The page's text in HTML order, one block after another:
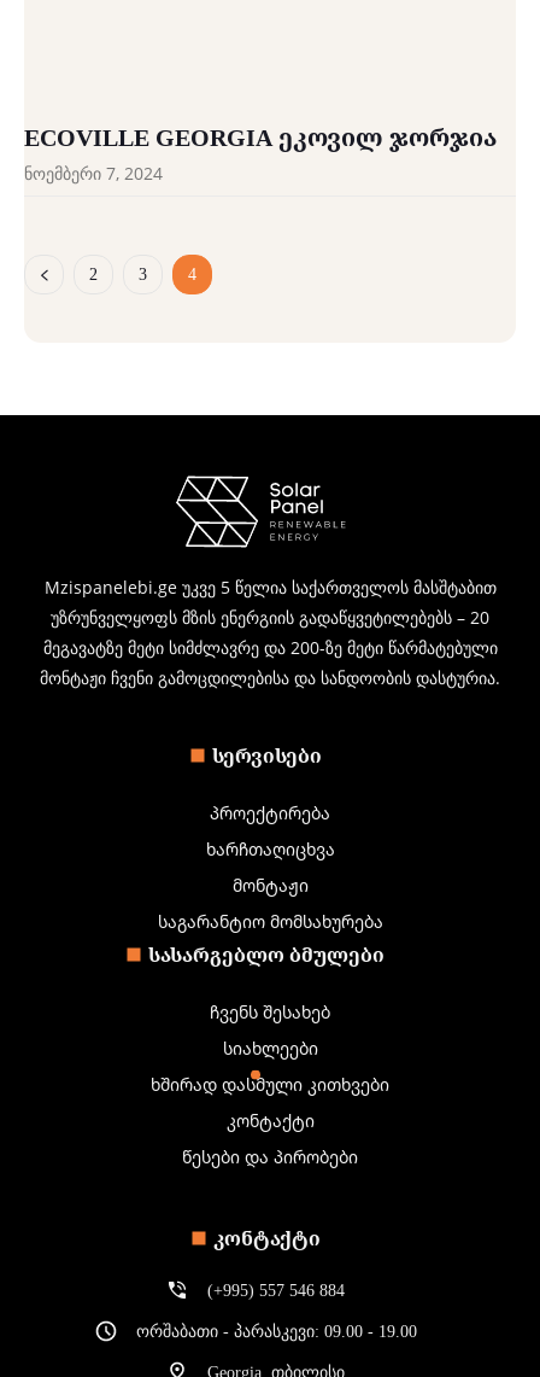
ECOVILLE GEORGIA ᲔᲙᲝᲕᲘᲚ ᲯᲝᲠᲯᲘᲐ
ნოემბერი 7, 2024
2 3 4
Mzispanelebi.ge უკვე 5 წელია საქართველოს მასშტაბით
უზრუნველყოფს მზის ენერგიის გადაწყვეტილებებს – 20
მეგავატზე მეტი სიმძლავრე და 200-ზე მეტი წარმატებული
მონტაჟი ჩვენი გამოცდილებისა და სანდოობის დასტურია.
ᲡᲔᲠᲕᲘᲡᲔᲑᲘ
პროექტირება
ხარჩთაღიცხვა
მონტაჟი
საგარანტიო მომსახურება
ᲡᲐᲡᲐᲠᲒᲔᲑᲚᲝ ᲑᲛᲣᲚᲔᲑᲘ
ჩვენს შესახებ
სიახლეები
ხშირად დასმული კითხვები
კონტაქტი
წესები და პირობები
ᲙᲝᲜᲢᲐᲥᲢᲘ
(+995) 557 546 884
ორშაბათი - პარასკევი: 09.00 - 19.00
Georgia, თბილისი